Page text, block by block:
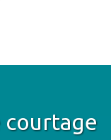
courtage